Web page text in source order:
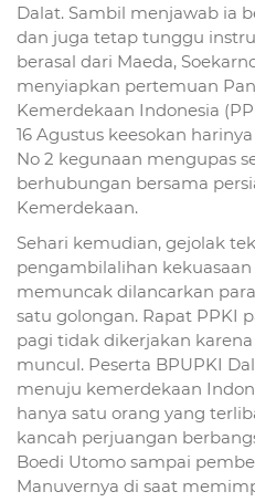
Dalat. Sambil menjawab ia
dan juga tetap tunggu
berasal dari Maeda,
menyiapkan pertemuan
Kemerdekaan Indonesia
16 Agustus keesokan
No 2 kegunaan mengupas
berhubungan bersama
Kemerdekaan.
Sehari kemudian, gejolak
pengambilalihan
memuncak dilancarkan
satu golongan. Rapat PPKI
pagi tidak dikerjakan
muncul. Peserta BPUPKI
menuju kemerdekaan
hanya satu orang yang
kancah perjuangan
Boedi Utomo sampai
Manuvernya di saat